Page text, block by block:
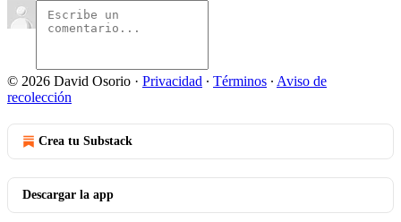
© 2026 David Osorio · Privacidad ∙ Términos ∙ Aviso de
recolección
Crea tu Substack
Descargar la app